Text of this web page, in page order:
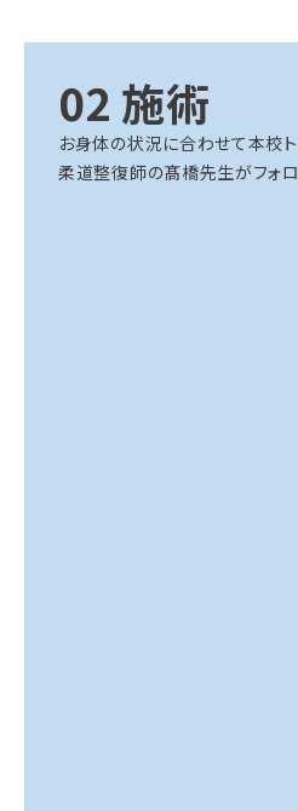
02 施術
お身体の状況に合わせて本校
柔道整復師の髙橋先生がフォ